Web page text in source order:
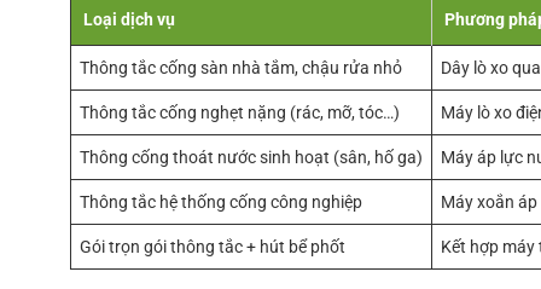
Loại dịch vụ Phương
Thông tắc cống sàn nhà tắm, chậu rửa nhỏ Dây lò xo
Thông tắc cống nghẹt nặng (rác, mỡ, tóc…) Máy lò xo
Thông cống thoát nước sinh hoạt (sân, hố ga) Máy áp lực
Thông tắc hệ thống cống công nghiệp Máy xoắn
Gói trọn gói thông tắc + hút bể phốt Kết hợp máy